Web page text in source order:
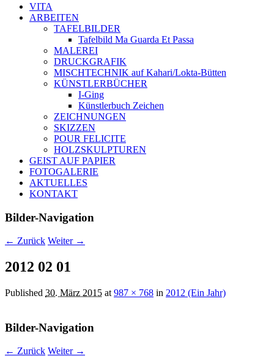
VITA
ARBEITEN
TAFELBILDER
Tafelbild Ma Guarda Et Passa
MALEREI
DRUCKGRAFIK
MISCHTECHNIK auf Kahari/Lokta-Bütten
KÜNSTLERBÜCHER
I-Ging
Künstlerbuch Zeichen
ZEICHNUNGEN
SKIZZEN
POUR FELICITE
HOLZSKULPTUREN
GEIST AUF PAPIER
FOTOGALERIE
AKTUELLES
KONTAKT
Bilder-Navigation
← Zurück Weiter →
2012 02 01
Published 30. März 2015 at 987 × 768 in 2012 (Ein Jahr)
Bilder-Navigation
← Zurück Weiter →